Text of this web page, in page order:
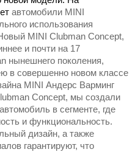
автомобили MINI
использования
MINI Clubman Concept,
и почти на 17
нынешнего поколения,
в совершенно новом классе
MINI Андерс Варминг
Concept, мы создали
в сегменте, где
и функциональность.
дизайн, а также
гарантируют, что